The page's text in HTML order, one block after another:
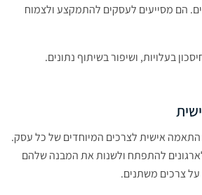
הם מסייעים לעסקים להתמקצע ולצמוח
בעלויות, ושיפור בשיתוף נתונים.
אישית לצרכים המיוחדים של כל עסק.
להתפתח ולשנות את המבנה שלהם
צרכים משתנים.